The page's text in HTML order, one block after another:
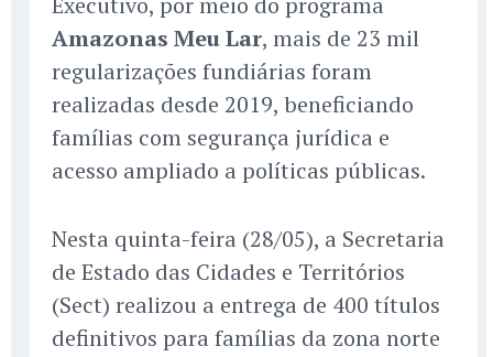
Amazonas Meu Lar, mais de 23 mil
regularizações fundiárias foram
realizadas desde 2019, beneficiando
famílias com segurança jurídica e
acesso ampliado a políticas públicas.
Nesta quinta-feira (28/05), a Secretaria
de Estado das Cidades e Territórios
(Sect) realizou a entrega de 400 títulos
definitivos para famílias da zona norte